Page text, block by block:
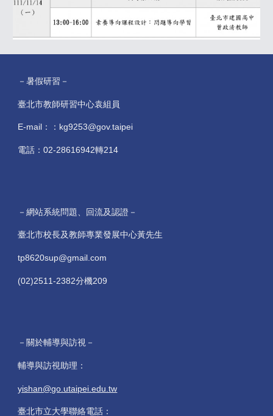
－暑假研習－
臺北市教師研習中心袁組員
E-mail：：kg9253@gov.taipei
電話：02-28616942轉214
－網站系統問題、回流及認證－
臺北市校長及教師專業發展中心黃先生
tp8620sup@gmail.com
(02)2511-2382分機209
－關於輔導與訪視－
輔導與訪視助理：
yishan@go.utaipei.edu.tw
臺北市立大學聯絡電話：